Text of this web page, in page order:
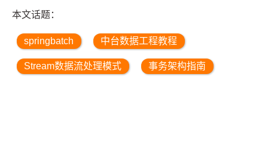
本文话题：
springbatch 中台数据工程教程
Stream数据流处理模式 事务架构指南